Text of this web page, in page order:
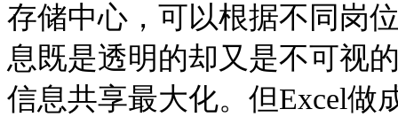
存储中心，可以根据不同岗
息既是透明的却又是不可视
信息共享最大化。但Excel做